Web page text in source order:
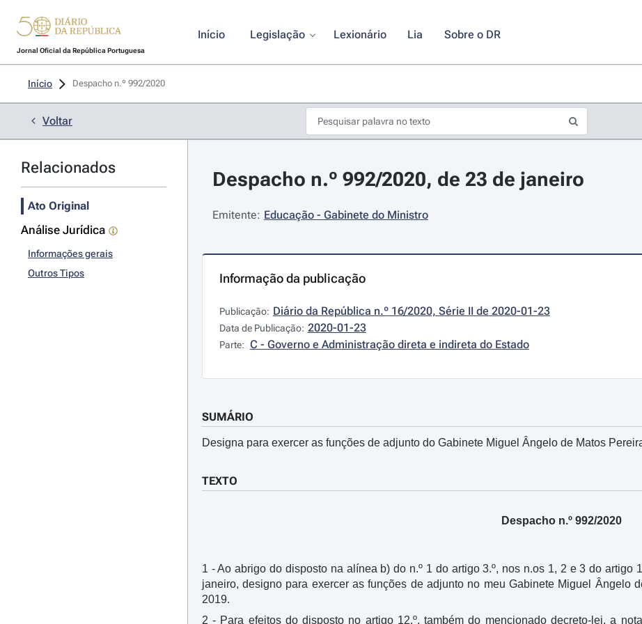
Jornal Oficial da República Portuguesa
Início Legislação Lexionário Lia Sobre o DR
Início Despacho n.º 992/2020
Voltar
Relacionados
Ato Original
Análise Jurídica
Informações gerais
Outros Tipos
Despacho n.º 992/2020, de 23 de janeiro
Emitente: Educação - Gabinete do Ministro
Informação da publicação
Publicação: Diário da República n.º 16/2020, Série II de 2020-01-23
Data de Publicação: 2020-01-23
Parte: C - Governo e Administração direta e indireta do Estado
SUMÁRIO
Designa para exercer as funções de adjunto do Gabinete Miguel Ângelo de Matos
TEXTO
Despacho n.º 992/2020
1 - Ao abrigo do disposto na alínea b) do n.º 1 do artigo 3.º, nos n.os 1, 2 e 3 do artigo
janeiro, designo para exercer as funções de adjunto no meu Gabinete Miguel Ângelo
2019.
2 - Para efeitos do disposto no artigo 12.º, também do mencionado decreto-lei, a